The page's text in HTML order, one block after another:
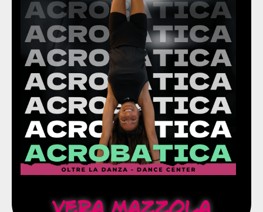
Vera Mazzola
Acrobatica
Appassionata di vari sport che pratica fin da piccola
per poi dedicarsi esclusivamente alla ginnastica
artistica.
Dagli 8 ai 14 anni a livello agonistico.
Dal 2007 allenatruce di ginnastica artistica
amatoriale ed agonistica.
Laureata in scienze motorie presso la facoltà di
medicina e chirurgia di Brescia, continua il suo
percorso di insegnamento a vari livelli.